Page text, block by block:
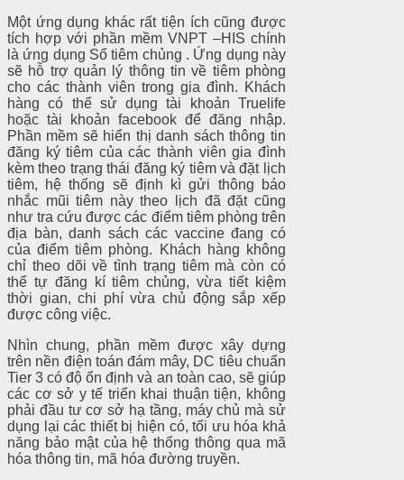
Một ứng dụng khác rất tiện ích cũng được
tích hợp với phần mềm VNPT –HIS chính
là ứng dụng Sổ tiêm chủng . Ứng dụng này
sẽ hỗ trợ quản lý thông tin về tiêm phòng
cho các thành viên trong gia đình. Khách
hàng có thể sử dụng tài khoản Truelife
hoặc tài khoản facebook để đăng nhập.
Phần mềm sẽ hiển thị danh sách thông tin
đăng ký tiêm của các thành viên gia đình
kèm theo trạng thái đăng ký tiêm và đặt lịch
tiêm, hệ thống sẽ định kì gửi thông báo
nhắc mũi tiêm này theo lịch đã đặt cũng
như tra cứu được các điểm tiêm phòng trên
địa bàn, danh sách các vaccine đang có
của điểm tiêm phòng. Khách hàng không
chỉ theo dõi về tình trạng tiêm mà còn có
thể tự đăng kí tiêm chủng, vừa tiết kiệm
thời gian, chi phí vừa chủ động sắp xếp
được công việc.
Nhìn chung, phần mềm được xây dựng
trên nền điện toán đám mây, DC tiêu chuẩn
Tier 3 có độ ổn định và an toàn cao, sẽ giúp
các cơ sở y tế triển khai thuận tiện, không
phải đầu tư cơ sở hạ tầng, máy chủ mà sử
dụng lại các thiết bị hiện có, tối ưu hóa khả
năng bảo mật của hệ thống thông qua mã
hóa thông tin, mã hóa đường truyền.